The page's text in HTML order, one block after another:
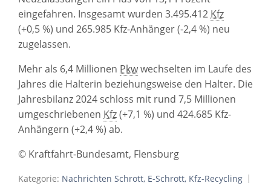
eingefahren. Insgesamt wurden 3.495.412 Kfz
(+0,5 %) und 265.985 Kfz-Anhänger (-2,4 %) neu
zugelassen.
Mehr als 6,4 Millionen Pkwwechselten im Laufe des
Jahres die Halterin beziehungsweise den Halter. Die
Jahresbilanz 2024 schloss mit rund 7,5 Millionen
umgeschriebenen Kfz(+7,1 %) und 424.685 Kfz-
Anhängern (+2,4 %) ab.
© Kraftfahrt-Bundesamt, Flensburg
Kategorie: Nachrichten Schrott, E-Schrott, Kfz-Recycling